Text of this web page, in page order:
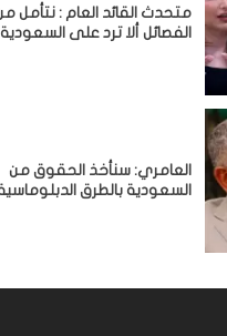
متحدث القائد العام : نتأمل
الفصائل ألا ترد على السعودية
العامري: سنأخذ الحقوق من
السعودية بالطرق